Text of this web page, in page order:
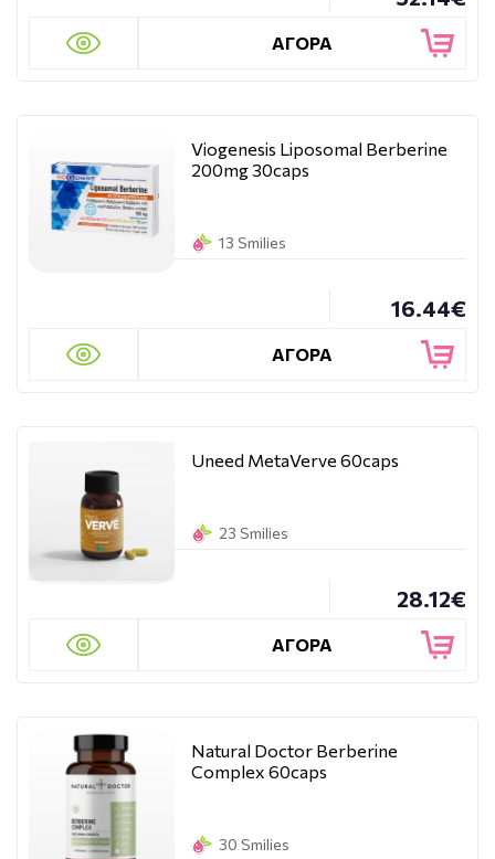
ΑΓΟΡΑ
Viogenesis Liposomal Berberine
200mg 30caps
13 Smilies
16.44€
ΑΓΟΡΑ
Uneed MetaVerve 60caps
23 Smilies
28.12€
ΑΓΟΡΑ
Natural Doctor Berberine
Complex 60caps
30 Smilies